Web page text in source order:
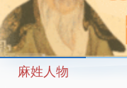
麻姓人物